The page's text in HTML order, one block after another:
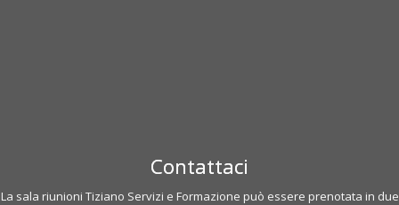
Contattaci
La sala riunioni Tiziano Servizi e Formazione può essere prenotata in due